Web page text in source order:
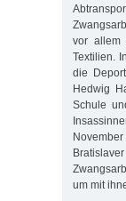
vor allem
Textilien.
die
Hedwig
Schule
um mit